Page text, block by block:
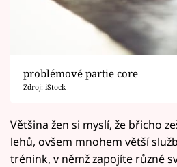
problémové partie core
Zdroj: iStock
Většina žen si myslí, že břicho
lehů, ovšem mnohem větší
trénink, v němž zapojíte různé